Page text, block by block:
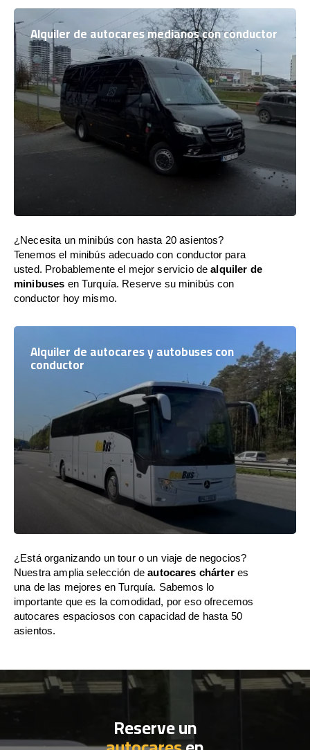
Alquiler de autocares medianos con conductor
¿Necesita un minibús con hasta 20 asientos?
Tenemos el minibús adecuado con conductor para
usted. Probablemente el mejor servicio dealquiler de
minibuses en Turquía. Reserve su minibús con
conductor hoy mismo.
Alquiler de autocares y autobuses con
conductor
¿Está organizando un tour o un viaje de negocios?
Nuestra amplia selección deautocares chárteres
una de las mejores en Turquía. Sabemos lo
importante que es la comodidad, por eso ofrecemos
autocares espaciosos con capacidad de hasta 50
asientos.
Reserve un